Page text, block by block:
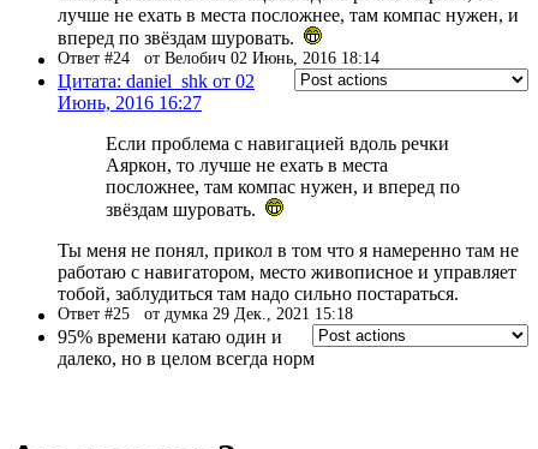
лучше не ехать в места посложнее, там компас нужен, и
вперед по звёздам шуровать.
Ответ #24 от Велобич 02 Июнь, 2016 18:14
Цитата: daniel_shk от 02
Июнь, 2016 16:27
Если проблема с навигацией вдоль речки
Аяркон, то лучше не ехать в места
посложнее, там компас нужен, и вперед по
звёздам шуровать.
Ты меня не понял, прикол в том что я намеренно там не
работаю с навигатором, место живописное и управляет
тобой, заблудиться там надо сильно постараться.
Ответ #25 от думка 29 Дек., 2021 15:18
95% времени катаю один и
далеко, но в целом всегда норм